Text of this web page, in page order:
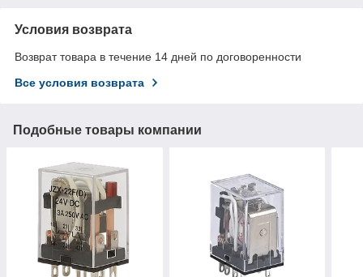
Условия возврата
Возврат товара в течение 14 дней по договоренности
Все условия возврата
Подобные товары компании